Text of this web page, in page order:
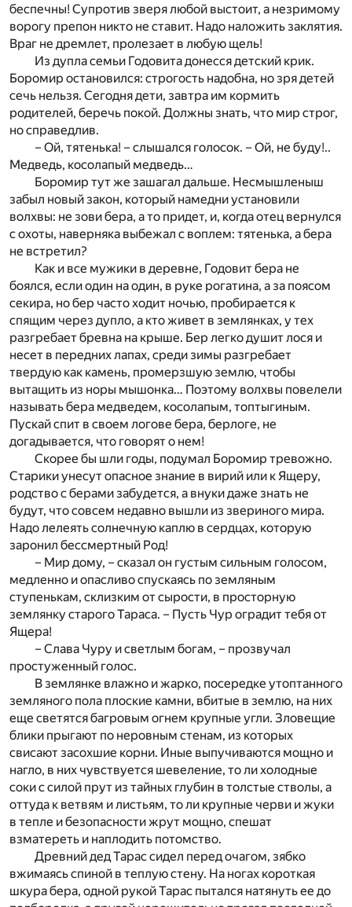
беспечны! Супротив зверя любой выстоит, а незримому
ворогу препон никто не ставит. Надо наложить заклятия.
Враг не дремлет, пролезает в любую щель!
Из дупла семьи Годовита донесся детский крик.
Боромир остановился: строгость надобна, но зря детей
сечь нельзя. Сегодня дети, завтра им кормить
родителей, беречь покой. Должны знать, что мир строг,
но справедлив.
– Ой, тятенька! – слышался голосок. – Ой, не буду!..
Медведь, косолапый медведь…
Боромир тут же зашагал дальше. Несмышленыш
забыл новый закон, который намедни установили
волхвы: не зови бера, а то придет, и, когда отец вернулся
с охоты, наверняка выбежал с воплем: тятенька, а бера
не встретил?
Как и все мужики в деревне, Годовит бера не
боялся, если один на один, в руке рогатина, а за поясом
секира, но бер часто ходит ночью, пробирается к
спящим через дупло, а кто живет в землянках, у тех
разгребает бревна на крыше. Бер легко душит лося и
несет в передних лапах, среди зимы разгребает
твердую как камень, промерзшую землю, чтобы
вытащить из норы мышонка… Поэтому волхвы повелели
называть бера медведем, косолапым, топтыгиным.
Пускай спит в своем логове бера, берлоге, не
догадывается, что говорят о нем!
Скорее бы шли годы, подумал Боромир тревожно.
Старики унесут опасное знание в вирий или к Ящеру,
родство с берами забудется, а внуки даже знать не
будут, что совсем недавно вышли из звериного мира.
Надо лелеять солнечную каплю в сердцах, которую
заронил бессмертный Род!
– Мир дому, – сказал он густым сильным голосом,
медленно и опасливо спускаясь по земляным
ступенькам, склизким от сырости, в просторную
землянку старого Тараса. – Пусть Чур оградит тебя от
Ящера!
– Слава Чуру и светлым богам, – прозвучал
простуженный голос.
В землянке влажно и жарко, посередке утоптанного
земляного пола плоские камни, вбитые в землю, на них
еще светятся багровым огнем крупные угли. Зловещие
блики прыгают по неровным стенам, из которых
свисают засохшие корни. Иные выпучиваются мощно и
нагло, в них чувствуется шевеление, то ли холодные
соки с силой прут из тайных глубин в толстые стволы, а
оттуда к ветвям и листьям, то ли крупные черви и жуки
в тепле и безопасности жрут мощно, спешат
взматереть и наплодить потомство.
Древний дед Тарас сидел перед очагом, зябко
вжимаясь спиной в теплую стену. На ногах короткая
шкура бера, одной рукой Тарас пытался натянуть ее до